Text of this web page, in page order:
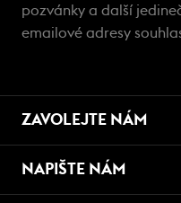
pozvánky a další
emailové adresy
ZAVOLEJTE NÁM
NAPIŠTE NÁM